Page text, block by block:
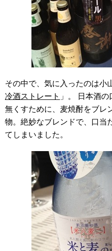
その中で、気に入ったのは小
冷酒ストレート 」。 日本酒
無くすために、麦焼酎をブレ
物。絶妙なブレンドで、口当
てしまいました。